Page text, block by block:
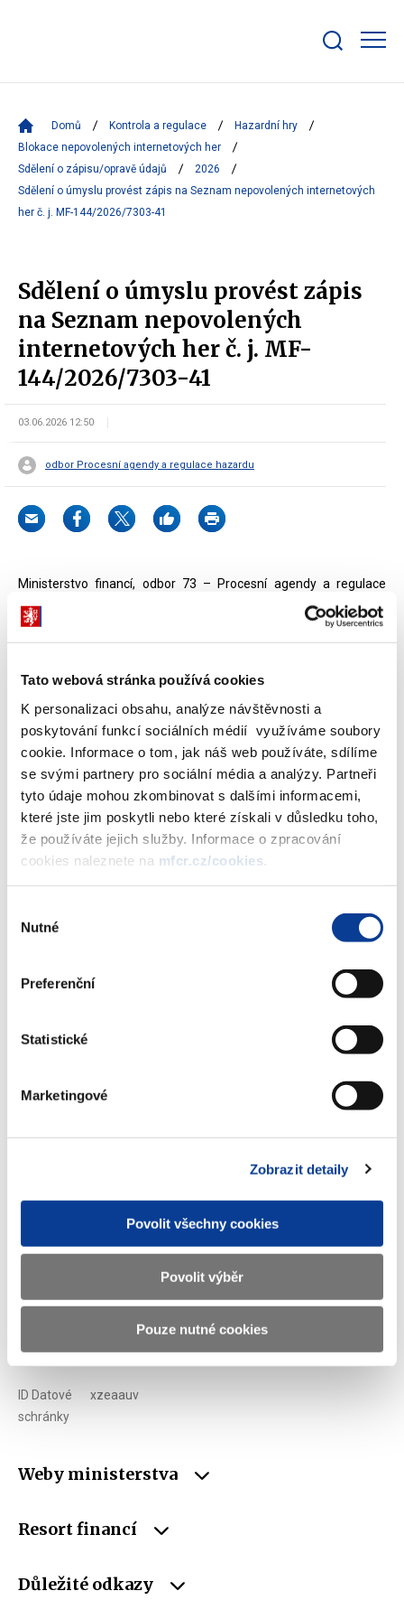
Tato webová stránka používá cookies
K personalizaci obsahu, analýze návštěvnosti a
poskytování funkcí sociálních médií využíváme soubory
cookie. Informace o tom, jak náš web používáte, sdílíme
se svými partnery pro sociální média a analýzy. Partneři
tyto údaje mohou zkombinovat s dalšími informacemi,
které jste jim poskytli nebo které získali v důsledku toho,
že používáte jejich služby. Informace o zpracování
cookies naleznete na mfcr.cz/cookies
souhlasu
Nutné
Preferenční
Statistické
Marketingové
Zobrazit detaily
Povolit všechny cookies
Povolit výběr
Pouze nutné cookies
bar
Domů Kontrola a regulace
Hazardní hry
Blokace nepovolených internetových her
Sdělení o zápisu/opravě údajů
2026
Sdělení o úmyslu provést zápis na Seznam nepovolených internetových
her č. j. MF-144/2026/7303-41
Sdělení o úmyslu provést zápis
na Seznam nepovolených
internetových her č. j. MF-
144/2026/7303-41
03.06.2026 12:50
odbor Procesní agendy a regulace hazardu
Ministerstvo financí, odbor 73 – Procesní agendy a regulace
hazardu zveřejňuje sdělení o úmyslu provést zápis údajů na
Seznam nepovolených internetových her.
Dokumenty ke stažení
Sdělení o úmyslu provést zápis na
Seznam nepovolených internetových
her č. j. MF-144/2026/7303-41
(441 kB)
Doporučeno1255 ×
Letenská 15, 118 10 Praha
Telefon +420 257 041 111
00006947
ID Datové
schránky
xzeaauv
Weby ministerstva
Resort financí
Důležité odkazy